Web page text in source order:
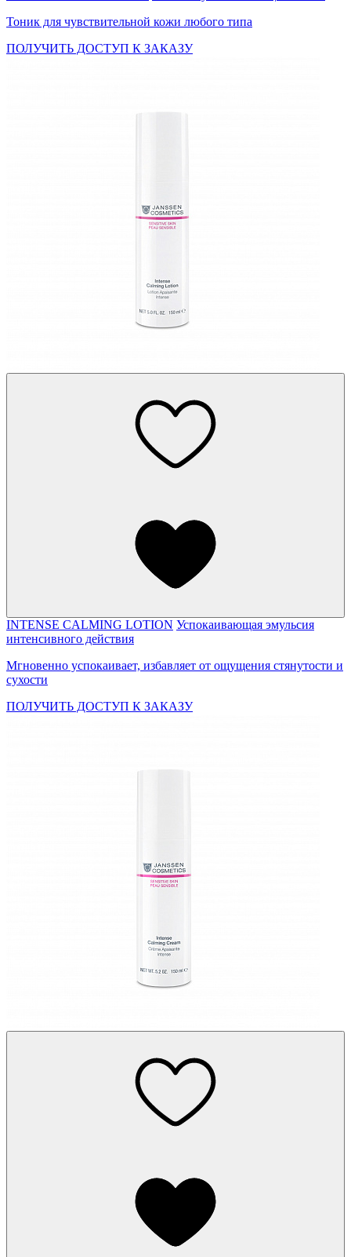
Тоник для чувствительной кожи любого типа
ПОЛУЧИТЬ ДОСТУП К ЗАКАЗУ
INTENSE CALMING LOTION Успокаивающая эмульсия
интенсивного действия
Мгновенно успокаивает, избавляет от ощущения стянутости и
сухости
ПОЛУЧИТЬ ДОСТУП К ЗАКАЗУ